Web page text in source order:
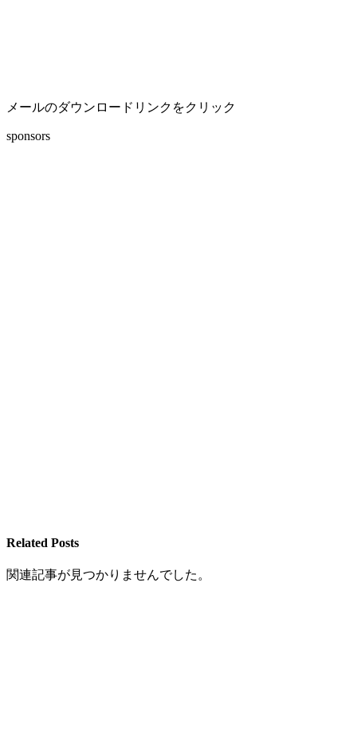
メールのダウンロードリンクをクリック
sponsors
Related Posts
関連記事が見つかりませんでした。